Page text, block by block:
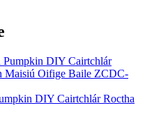
DIY Cairtchlár Roctha